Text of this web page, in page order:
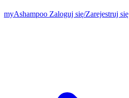
myAshampoo Zaloguj się/Zarejestruj się